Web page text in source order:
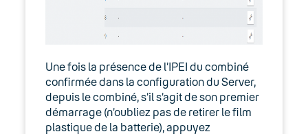
Une fois la présence de l’IPEI du combiné
confirmée dans la configuration du Server,
depuis le combiné, s’il s’agit de son premier
démarrage (n’oubliez pas de retirer le film
plastique de la batterie), appuyez